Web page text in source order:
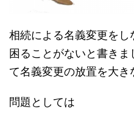
相続による名義変更を
困ることがないと書き
て名義変更の放置を大き
問題としては